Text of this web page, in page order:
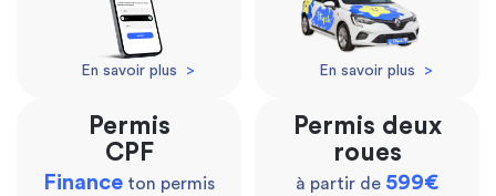
En savoir plus > En savoir plus >
Permis
CPF
Finance ton permis
Permis deux
roues
à partir de 599€